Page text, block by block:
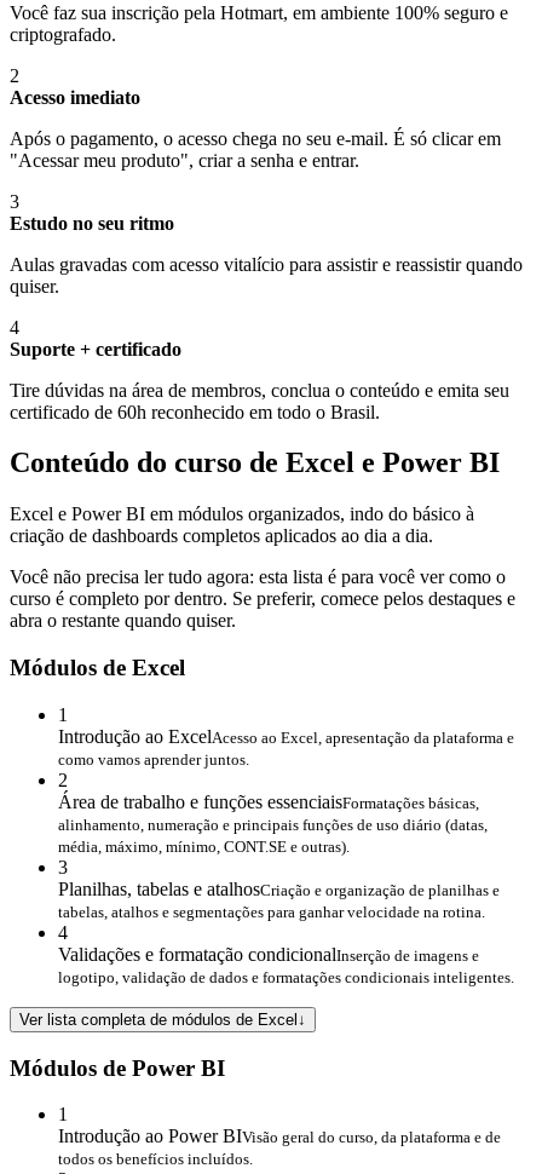
Você faz sua inscrição pela Hotmart, em ambiente 100% seguro e
criptografado.
2
Acesso imediato
Após o pagamento, o acesso chega no seu e-mail. É só clicar em
"Acessar meu produto", criar a senha e entrar.
3
Estudo no seu ritmo
Aulas gravadas com acesso vitalício para assistir e reassistir quando
quiser.
4
Suporte + certificado
Tire dúvidas na área de membros, conclua o conteúdo e emita seu
certificado de 60h reconhecido em todo o Brasil.
Conteúdo do curso de Excel e Power BI
Excel e Power BI em módulos organizados, indo do básico à
criação de dashboards completos aplicados ao dia a dia.
Você não precisa ler tudo agora: esta lista é para você ver como o
curso é completo por dentro. Se preferir, comece pelos destaques e
abra o restante quando quiser.
Módulos de Excel
1
Introdução ao ExcelAcesso ao Excel, apresentação da plataforma e
como vamos aprender juntos.
2
Área de trabalho e funções essenciaisFormatações básicas,
alinhamento, numeração e principais funções de uso diário (datas,
média, máximo, mínimo, CONT.SE e outras).
3
Planilhas, tabelas e atalhosCriação e organização de planilhas e
tabelas, atalhos e segmentações para ganhar velocidade na rotina.
4
Validações e formatação condicionalInserção de imagens e
logotipo, validação de dados e formatações condicionais inteligentes.
Ver lista completa de módulos de Excel ↓
Módulos de Power BI
1
Introdução ao Power BIVisão geral do curso, da plataforma e de
todos os benefícios incluídos.